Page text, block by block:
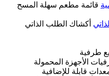
قائمة مطعم سهلة المسح
أكشاك الطلب الذاتي
طرفية
الأجهزة المحمولة
قابلة للإضافية